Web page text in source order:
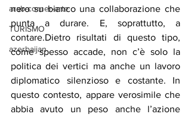
arab-corner-arte
TURISMO
azerbaijan
nero su bianco una collaborazione che
punta a durare. E, soprattutto, a
contare.Dietro risultati di questo tipo,
come spesso accade, non c’è solo la
politica dei vertici ma anche un lavoro
diplomatico silenzioso e costante. In
questo contesto, appare verosimile che
abbia avuto un peso anche l’azione